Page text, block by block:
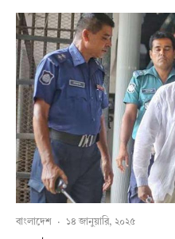
বাংলাদেশ · ১৪ জানুয়ারি, ২০২৫